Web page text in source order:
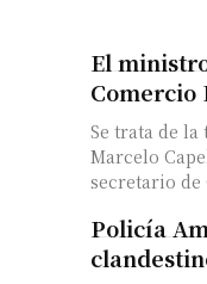
El
Comercio
Se trata de
Marcelo
secretario de
Policía